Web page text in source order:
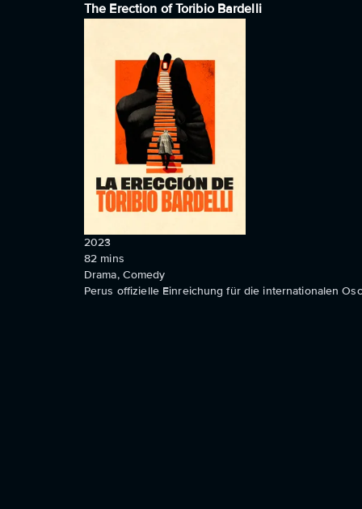
The Erection of Toribio Bardelli
2023
82 mins
Drama, Comedy
Perus offizielle Einreichung für die internationalen